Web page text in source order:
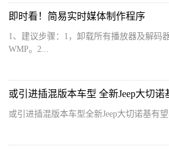
即时看！简易实时媒体制作程序
1、建议步骤：1，卸载所有播放器及解码
WMP。2...
或引进插混版本车型 全新Jeep大切
或引进插混版本车型全新Jeep大切诺基有